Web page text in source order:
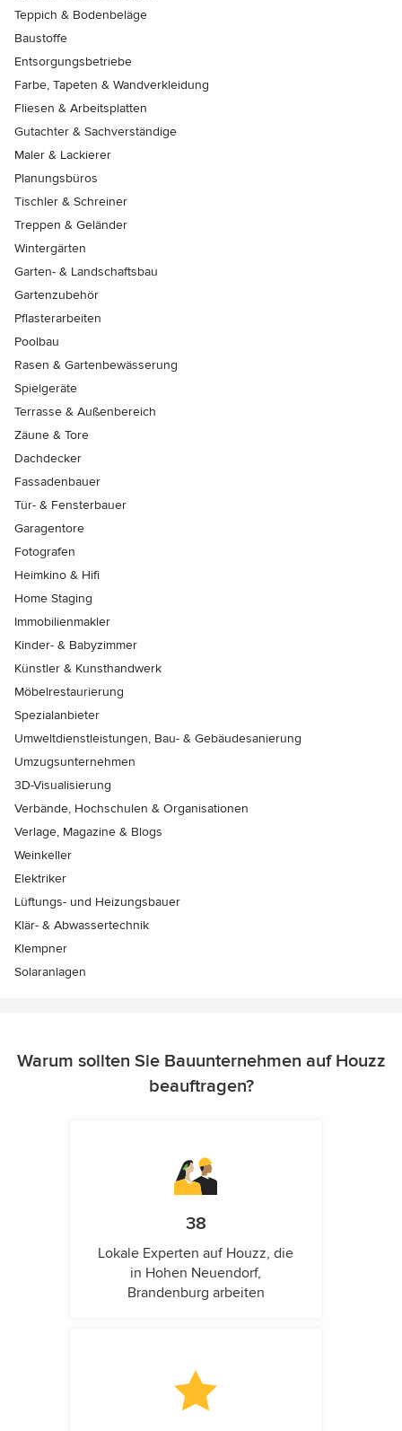
Teppich & Bodenbeläge
Baustoffe
Entsorgungsbetriebe
Farbe, Tapeten & Wandverkleidung
Fliesen & Arbeitsplatten
Gutachter & Sachverständige
Maler & Lackierer
Planungsbüros
Tischler & Schreiner
Treppen & Geländer
Wintergärten
Garten- & Landschaftsbau
Gartenzubehör
Pflasterarbeiten
Poolbau
Rasen & Gartenbewässerung
Spielgeräte
Terrasse & Außenbereich
Zäune & Tore
Dachdecker
Fassadenbauer
Tür- & Fensterbauer
Garagentore
Fotografen
Heimkino & Hifi
Home Staging
Immobilienmakler
Kinder- & Babyzimmer
Künstler & Kunsthandwerk
Möbelrestaurierung
Spezialanbieter
Umweltdienstleistungen, Bau- & Gebäudesanierung
Umzugsunternehmen
3D-Visualisierung
Verbände, Hochschulen & Organisationen
Verlage, Magazine & Blogs
Weinkeller
Elektriker
Lüftungs- und Heizungsbauer
Klär- & Abwassertechnik
Klempner
Solaranlagen
Warum sollten Sie Bauunternehmen auf Houzz
beauftragen?
38
Lokale Experten auf Houzz, die
in Hohen Neuendorf,
Brandenburg arbeiten